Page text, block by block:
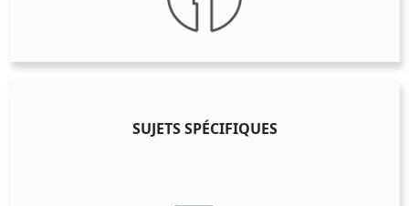
SUJETS SPÉCIFIQUES